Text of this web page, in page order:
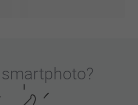
smartphoto?